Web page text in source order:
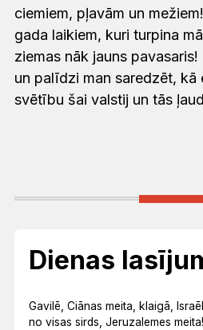
ciemiem, pļavām un
gada laikiem, kuri turpina
ziemas nāk jauns
un palīdzi man saredzēt, kā
svētību šai valstij un tās
Dienas
Gavilē, Ciānas meita, klaigā,
no visas sirds, Jeruzalemes